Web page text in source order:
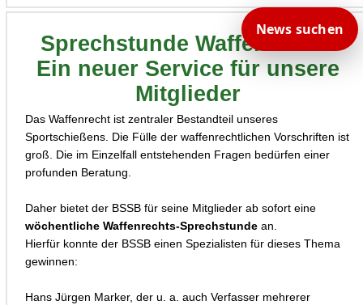
News suchen
Sprechstunde Waffenrecht -
Ein neuer Service für unsere
Mitglieder
Das Waffenrecht ist zentraler Bestandteil unseres
Sportschießens. Die Fülle der waffenrechtlichen Vorschriften ist
groß. Die im Einzelfall entstehenden Fragen bedürfen einer
profunden Beratung.
Daher bietet der BSSB für seine Mitglieder ab sofort eine
wöchentliche Waffenrechts-Sprechstundean.
Hierfür konnte der BSSB einen Spezialisten für dieses Thema
gewinnen:
Hans Jürgen Marker, der u. a. auch Verfasser mehrerer